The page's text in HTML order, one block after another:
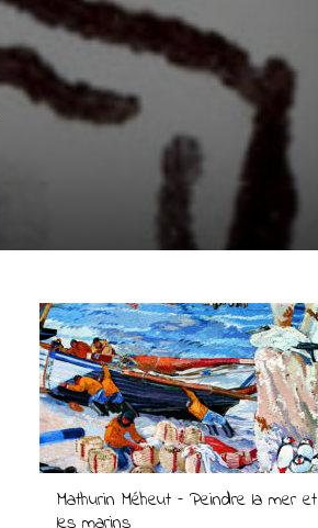
Mathurin Méheut – Peindre la mer et